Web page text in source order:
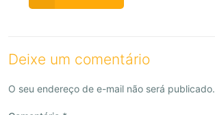
Deixe um comentário
O seu endereço de e-mail não será publicado.